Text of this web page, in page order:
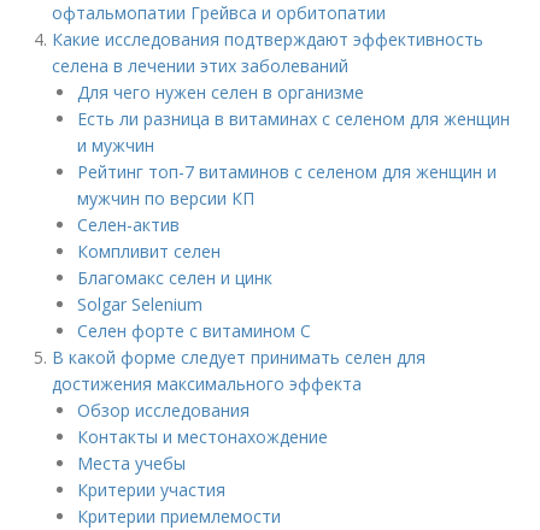
офтальмопатии Грейвса и орбитопатии
Какие исследования подтверждают эффективность
селена в лечении этих заболеваний
Для чего нужен селен в организме
Есть ли разница в витаминах с селеном для женщин
и мужчин
Рейтинг топ-7 витаминов с селеном для женщин и
мужчин по версии КП
Селен-актив
Компливит селен
Благомакс селен и цинк
Solgar Selenium
Селен форте с витамином C
В какой форме следует принимать селен для
достижения максимального эффекта
Обзор исследования
Контакты и местонахождение
Места учебы
Критерии участия
Критерии приемлемости